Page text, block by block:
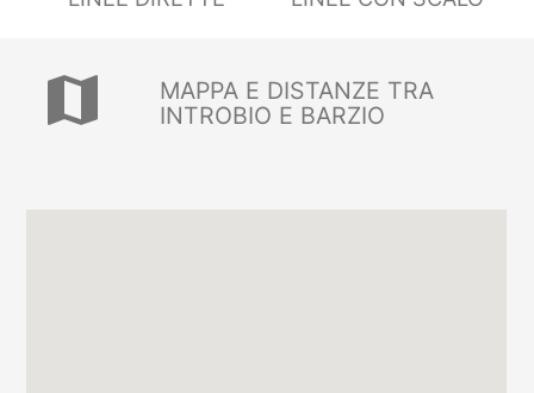
map
MAPPA E DISTANZE TRA
INTROBIO E BARZIO